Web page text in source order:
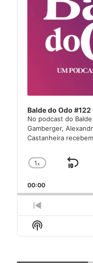
Balde do Odo
No podcast do
Gamberger,
Castanheira recebem
Change
Rate
1x
Skip
00:00
Previous
Episode
Show
Podcast